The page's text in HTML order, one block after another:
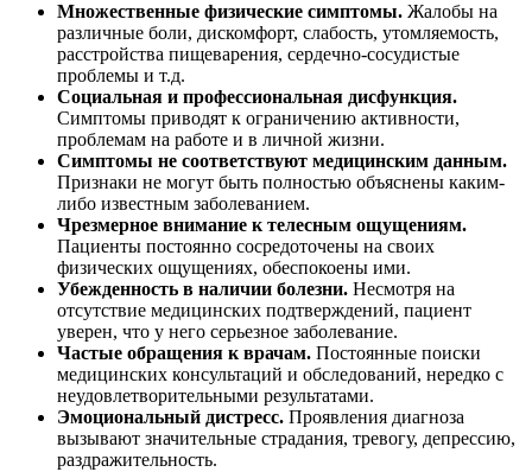
Множественные физические симптомы. Жалобы на
различные боли, дискомфорт, слабость, утомляемость,
расстройства пищеварения, сердечно-сосудистые
проблемы и т.д.
Социальная и профессиональная дисфункция.
Симптомы приводят к ограничению активности,
проблемам на работе и в личной жизни.
Симптомы не соответствуют медицинским данным.
Признаки не могут быть полностью объяснены каким-
либо известным заболеванием.
Чрезмерное внимание к телесным ощущениям.
Пациенты постоянно сосредоточены на своих
физических ощущениях, обеспокоены ими.
Убежденность в наличии болезни. Несмотря на
отсутствие медицинских подтверждений, пациент
уверен, что у него серьезное заболевание.
Частые обращения к врачам. Постоянные поиски
медицинских консультаций и обследований, нередко с
неудовлетворительными результатами.
Эмоциональный дистресс. Проявления диагноза
вызывают значительные страдания, тревогу, депрессию,
раздражительность.